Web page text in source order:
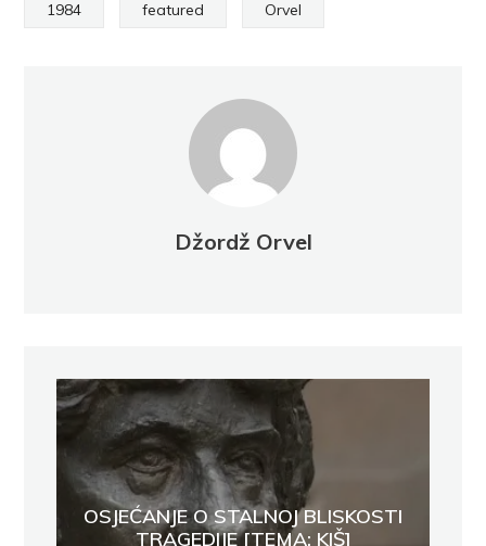
1984 featured Orvel
Džordž Orvel
OSJEĆANJE O STALNOJ BLISKOSTI
TRAGEDIJE [TEMA: KIŠ]